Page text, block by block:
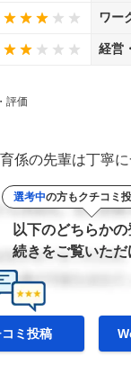
ワー
経営
評価
係の先輩は丁寧
選考中の方もクチコミ
以下のどちらか
続きをご覧いただ
ミ投稿